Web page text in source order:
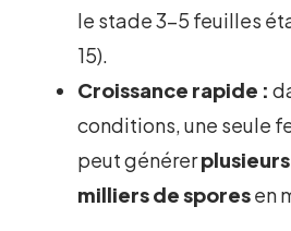
le stade 3-5 feuilles
15).
Croissance rapide :
conditions, une seule
peut générer
milliers de sporesen